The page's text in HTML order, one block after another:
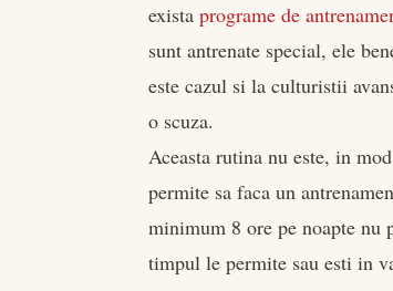
existaprograme de
sunt antrenate special, ele
este cazul si la culturistii
o scuza.
Aceasta rutina nu este, in
permite sa faca un
minimum 8 ore pe noapte nu
timpul le permite sau esti in